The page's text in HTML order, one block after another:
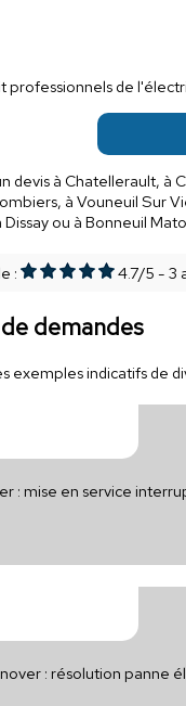
professionnels de
devis à Chatellerault, à
à Vouneuil Sur
ou à Bonneuil
: 4.7/5 - 3
demandes
exemples indicatifs de
: mise en service
: résolution panne